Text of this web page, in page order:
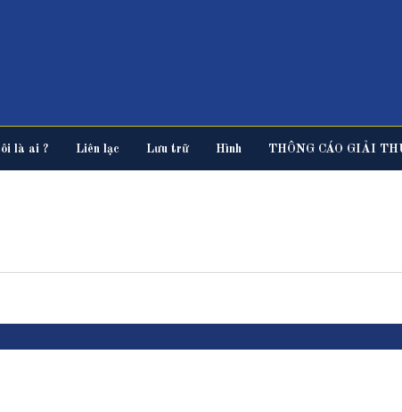
là ai ? Liên lạc Lưu trữ Hình THÔNG CÁO GIẢI